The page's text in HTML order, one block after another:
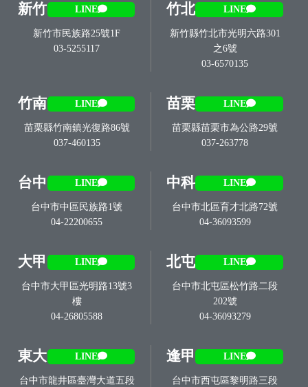
新竹 LINE
新竹市民族路25號1F
03-5255117
竹北 LINE
新竹縣竹北市光明六路301
之6號
03-6570135
竹南 LINE
苗栗縣竹南鎮光復路86號
037-460135
苗栗 LINE
苗栗縣苗栗市為公路29號
037-263778
台中 LINE
台中市中區民族路1號
04-22200655
中科 LINE
台中市北區育才北路72號
04-36093599
大甲 LINE
台中市大甲區光明路13號3
樓
04-26805588
北屯 LINE
台中市北屯區松竹路二段
202號
04-36093279
東大 LINE
台中市龍井區臺灣大道五段
逢甲 LINE
台中市西屯區黎明路三段